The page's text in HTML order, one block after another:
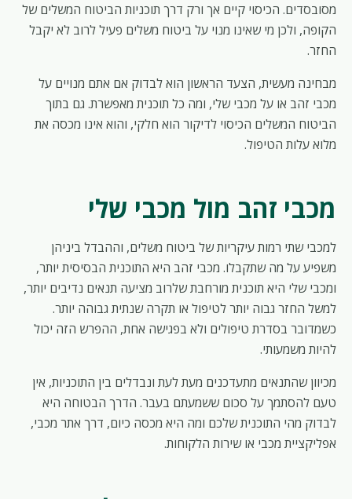
מסובסדים. הכיסוי קיים אך ורק דרך תוכניות הביטוח המשלים של
הקופה, ולכן מי שאינו מנוי על ביטוח משלים פעיל לרוב לא יקבל
החזר.
מבחינה מעשית, הצעד הראשון הוא לבדוק אם אתם מנויים על
מכבי זהב או על מכבי שלי, ומה כל תוכנית מאפשרת. גם בתוך
הביטוח המשלים הכיסוי לדיקור הוא חלקי, והוא אינו מכסה את
מלוא עלות הטיפול.
מכבי זהב מול מכבי שלי
למכבי שתי רמות עיקריות של ביטוח משלים, וההבדל ביניהן
משפיע על מה שתקבלו. מכבי זהב היא התוכנית הבסיסית יותר,
ומכבי שלי היא תוכנית מורחבת שלרוב מציעה תנאים נדיבים יותר,
למשל החזר גבוה יותר לטיפול או תקרה שנתית גבוהה יותר.
כשמדובר בסדרת טיפולים ולא בפגישה אחת, ההפרש הזה יכול
להיות משמעותי.
מכיוון שהתנאים מתעדכנים מעת לעת ונבדלים בין התוכניות, אין
טעם להסתמך על סכום ששמעתם בעבר. הדרך הבטוחה היא
לבדוק מהי התוכנית שלכם ומה היא מכסה כיום, דרך אתר מכבי,
אפליקציית מכבי או שירות הלקוחות.